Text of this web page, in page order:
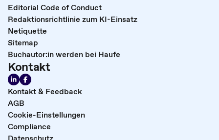
Editorial Code of Conduct
Redaktionsrichtlinie zum KI-Einsatz
Netiquette
Sitemap
Buchautor:in werden bei Haufe
Kontakt
Kontakt & Feedback
AGB
Cookie-Einstellungen
Compliance